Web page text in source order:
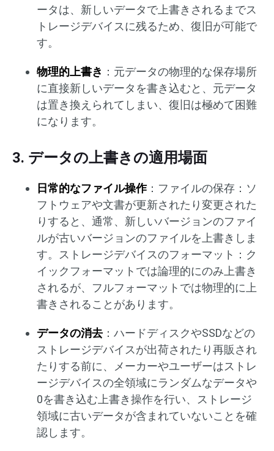
ータは、新しいデータで上書きされるまでス
トレージデバイスに残るため、復旧が可能で
す。
物理的上書き ：元データの物理的な保存場所
に直接新しいデータを書き込むと、元データ
は置き換えられてしまい、復旧は極めて困難
になります。
3. データの上書きの適用場面
日常的なファイル操作：ファイルの保存：ソ
フトウェアや文書が更新されたり変更された
りすると、通常、新しいバージョンのファイ
ルが古いバージョンのファイルを上書きしま
す。ストレージデバイスのフォーマット：ク
イックフォーマットでは論理的にのみ上書き
されるが、フルフォーマットでは物理的に上
書きされることがあります。
データの消去 ：ハードディスクやSSDなどの
ストレージデバイスが出荷されたり再販され
たりする前に、メーカーやユーザーはストレ
ージデバイスの全領域にランダムなデータや
0を書き込む上書き操作を行い、ストレージ
領域に古いデータが含まれていないことを確
認します。